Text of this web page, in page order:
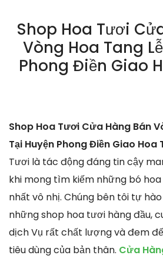
Shop Hoa Tươi
Vòng Hoa Tang
Phong Điền Giao
Shop Hoa Tươi Cửa Hàng Bán
Tại Huyện Phong Điền Giao Hoa
Tươi là tác động đáng tin cậy
khi mong tìm kiếm những bó
nhất vô nhị. Chúng bên tôi tự
những shop hoa tươi hàng đầu,
dịch Vụ rất chất lượng và đem
tiêu dùng của bản thân. Cửa